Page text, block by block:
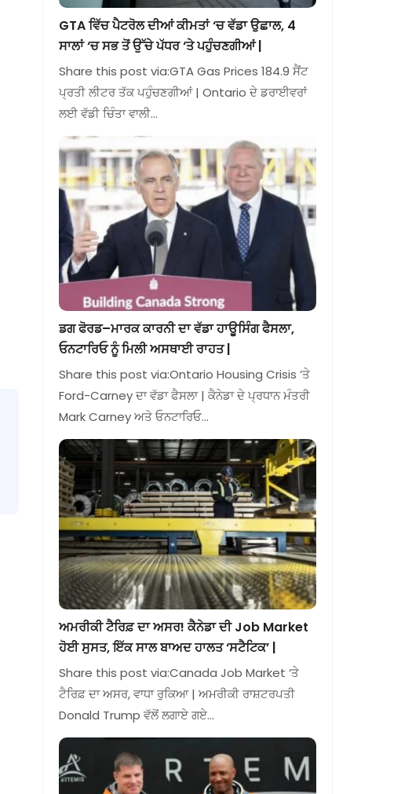
GTA ਵਿੱਚ ਪੈਟਰੋਲ ਦੀਆਂ ਕੀਮਤਾਂ ‘ਚ ਵੱਡਾ ਉਛਾਲ, 4
ਸਾਲਾਂ ‘ਚ ਸਭ ਤੋਂ ਉੱਚੇ ਪੱਧਰ ‘ਤੇ ਪਹੁੰਚਣਗੀਆਂ |
Share this post via:GTA Gas Prices 184.9 ਸੈਂਟ
ਪ੍ਰਤੀ ਲੀਟਰ ਤੱਕ ਪਹੁੰਚਣਗੀਆਂ | Ontario ਦੇ ਡਰਾਈਵਰਾਂ
ਲਈ ਵੱਡੀ ਚਿੰਤਾ ਵਾਲੀ…
ਡਗ ਫੋਰਡ–ਮਾਰਕ ਕਾਰਨੀ ਦਾ ਵੱਡਾ ਹਾਊਸਿੰਗ ਫੈਸਲਾ,
ਓਨਟਾਰਿਓ ਨੂੰ ਮਿਲੀ ਅਸਥਾਈ ਰਾਹਤ |
Share this post via:Ontario Housing Crisis ‘ਤੇ
Ford-Carney ਦਾ ਵੱਡਾ ਫੈਸਲਾ | ਕੈਨੇਡਾ ਦੇ ਪ੍ਰਧਾਨ ਮੰਤਰੀ
Mark Carney ਅਤੇ ਓਨਟਾਰਿਓ…
ਅਮਰੀਕੀ ਟੈਰਿਫ਼ ਦਾ ਅਸਰ! ਕੈਨੇਡਾ ਦੀ Job Market
ਹੋਈ ਸੁਸਤ, ਇੱਕ ਸਾਲ ਬਾਅਦ ਹਾਲਤ ‘ਸਟੈਟਿਕ’ |
Share this post via:Canada Job Market ‘ਤੇ
ਟੈਰਿਫ਼ ਦਾ ਅਸਰ, ਵਾਧਾ ਰੁਕਿਆ | ਅਮਰੀਕੀ ਰਾਸ਼ਟਰਪਤੀ
Donald Trump ਵੱਲੋਂ ਲਗਾਏ ਗਏ…